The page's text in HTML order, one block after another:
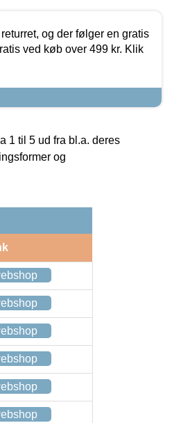
og der følger en gratis
ved køb over 499 kr. Klik
1 til 5 ud fra bl.a. deres
og